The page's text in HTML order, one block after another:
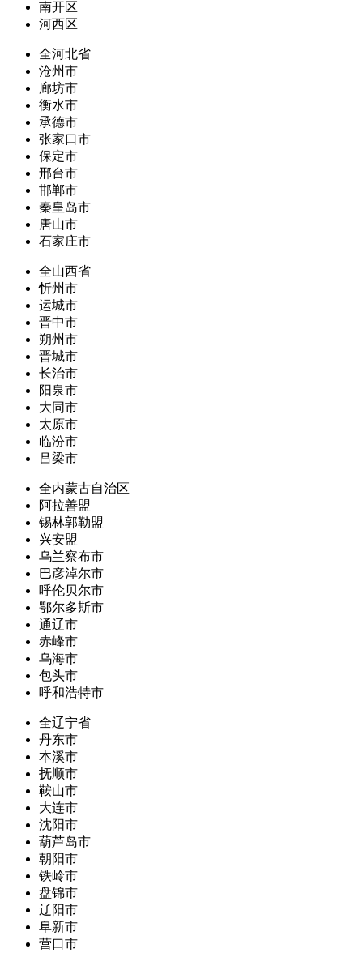
南开区
河西区
全河北省
沧州市
廊坊市
衡水市
承德市
张家口市
保定市
邢台市
邯郸市
秦皇岛市
唐山市
石家庄市
全山西省
忻州市
运城市
晋中市
朔州市
晋城市
长治市
阳泉市
大同市
太原市
临汾市
吕梁市
全内蒙古自治区
阿拉善盟
锡林郭勒盟
兴安盟
乌兰察布市
巴彦淖尔市
呼伦贝尔市
鄂尔多斯市
通辽市
赤峰市
乌海市
包头市
呼和浩特市
全辽宁省
丹东市
本溪市
抚顺市
鞍山市
大连市
沈阳市
葫芦岛市
朝阳市
铁岭市
盘锦市
辽阳市
阜新市
营口市